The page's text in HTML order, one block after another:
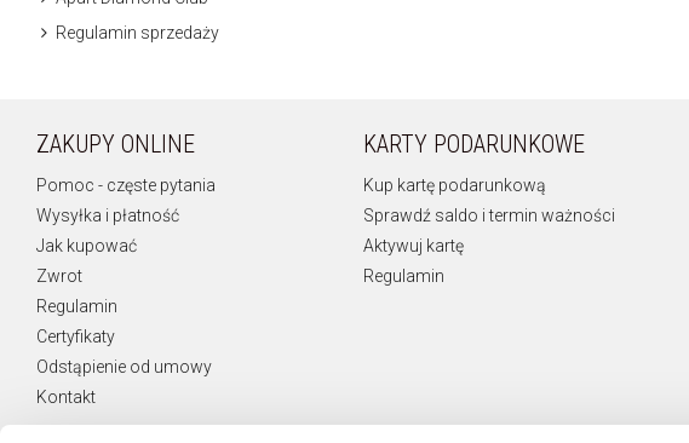
Regulamin sprzedaży
ZAKUPY ONLINE
Pomoc - częste pytania
Wysyłka i płatność
Jak kupować
Zwrot
Regulamin
Certyfikaty
Odstąpienie od umowy
Kontakt
KARTY PODARUNKOWE
Kup kartę podarunkową
Sprawdź saldo i termin ważności
Aktywuj kartę
Regulamin